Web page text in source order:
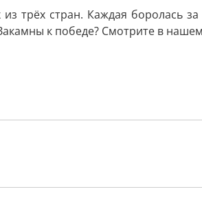
трёх стран. Каждая боролась
к победе? Смотрите в